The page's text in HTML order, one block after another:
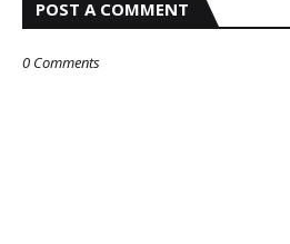
POST A COMMENT
0 Comments